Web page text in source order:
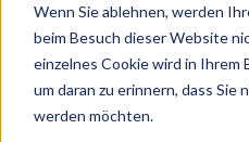
Wenn Sie ablehnen, werden
beim Besuch dieser Website
einzelnes Cookie wird in Ihrem
um daran zu erinnern, dass Sie
werden möchten.
Sie möchten gerne
Ihrer Umgebung